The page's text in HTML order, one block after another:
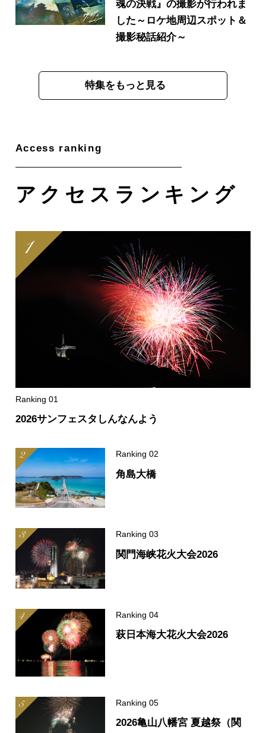
魂の決戦』の撮影が行われま
した～ロケ地周辺スポット＆
撮影秘話紹介～
特集をもっと見る
アクセス ランキング
2026サンフェスタしんなんよう
角島大橋
関門海峡花火大会2026
萩日本海大花火大会2026
2026亀山八幡宮 夏越祭（関